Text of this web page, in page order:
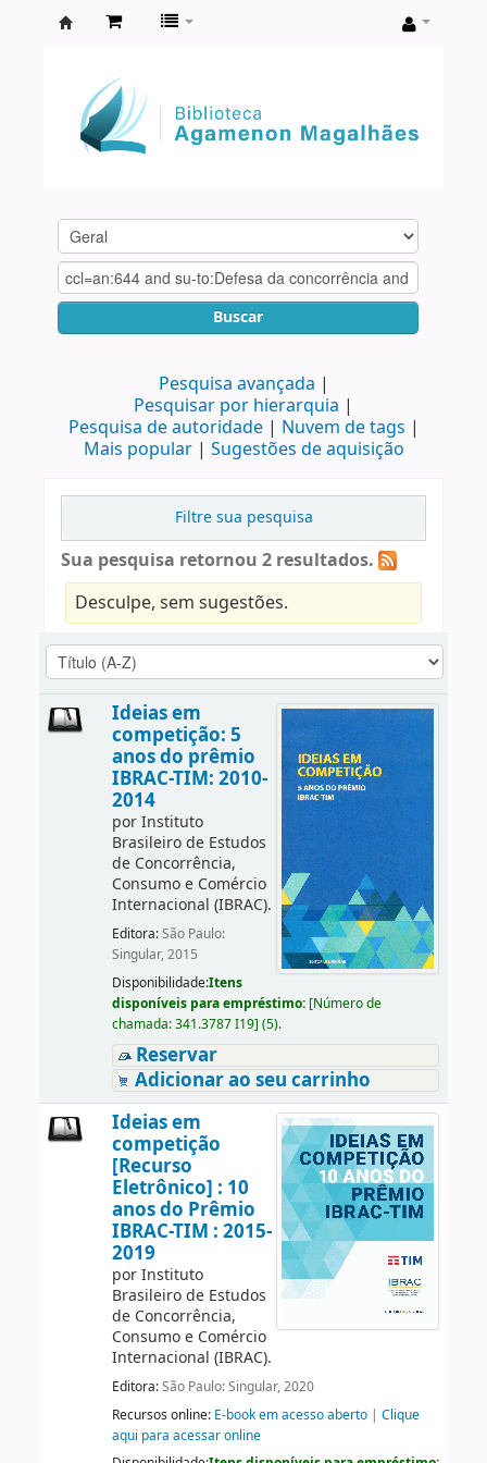
Agamenon
Magalhães
Buscar
Pesquisa avançada
Pesquisar por hierarquia
Pesquisa de autoridade
Nuvem de tags
Mais popular
Sugestões de aquisição
Filtre sua pesquisa
Sua pesquisa retornou 2 resultados.
Desculpe, sem sugestões.
Ideias em
competição: 5
anos do prêmio
IBRAC-TIM: 2010-
2014
porInstituto
Brasileiro de Estudos
de Concorrência,
Consumo e Comércio
Internacional (IBRAC).
Editora:São Paulo:
Singular, 2015
Disponibilidade:Itens
disponíveis para empréstimo: [Número de
chamada:341.3787 I19] (5).
Reservar
Adicionar ao seu carrinho
Ideias em
competição
[Recurso
Eletrônico] : 10
anos do Prêmio
IBRAC-TIM : 2015-
2019
porInstituto
Brasileiro de Estudos
de Concorrência,
Consumo e Comércio
Internacional (IBRAC).
Editora:São Paulo: Singular, 2020
Recursos online: E-book em acesso aberto| Clique
aqui para acessar online